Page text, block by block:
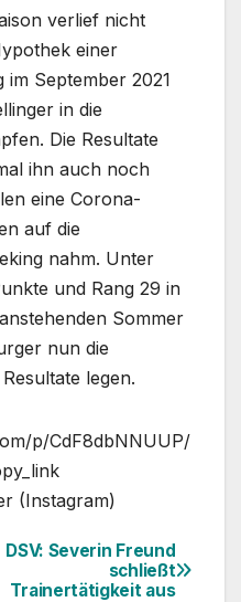
verlief nicht
einer
September 2021
in die
Die Resultate
ihn auch noch
eine Corona-
auf die
nahm. Unter
und Rang 29 in
Sommer
nun die
legen.
p/CdF8dbNNUUP/
(Instagram)
DSV: Severin Freund
schließt
Trainertätigkeit aus